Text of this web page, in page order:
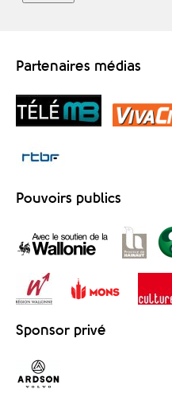
Partenaires médias
Pouvoirs publics
Sponsor privé